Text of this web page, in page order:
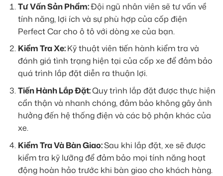
Tư Vấn Sản Phẩm:Đội ngũ nhân viên sẽ tư vấn về
tính năng, lợi ích và sự phù hợp của cốp điện
Perfect Car cho ô tô với dòng xe của bạn.
Kiểm Tra Xe:Kỹ thuật viên tiến hành kiểm tra và
đánh giá tình trạng hiện tại của cốp xe để đảm bảo
quá trình lắp đặt diễn ra thuận lợi.
Tiến Hành Lắp Đặt:Quy trình lắp đặt được thực hiện
cẩn thận và nhanh chóng, đảm bảo không gây ảnh
hưởng đến hệ thống điện và các bộ phận khác của
xe.
Kiểm Tra Và Bàn Giao:Sau khi lắp đặt, xe sẽ được
kiểm tra kỹ lưỡng để đảm bảo mọi tính năng hoạt
động hoàn hảo trước khi bàn giao cho khách hàng.